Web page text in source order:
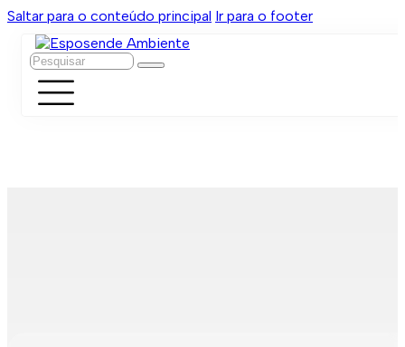
Saltar para o conteúdo principal Ir para o footer
Pesquisar